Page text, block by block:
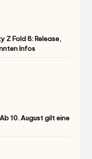
Z Fold 8: Release,
Infos
10. August gilt eine